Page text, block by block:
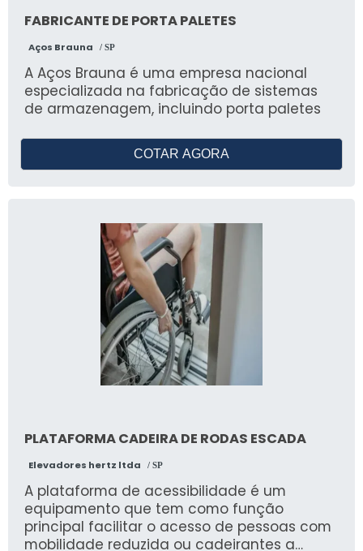
FABRICANTE DE PORTA PALETES
Aços Brauna / SP
A Aços Brauna é uma empresa nacional
especializada na fabricação de sistemas
de armazenagem, incluindo porta paletes
COTAR AGORA
PLATAFORMA CADEIRA DE RODAS ESCADA
Elevadores hertz ltda / SP
A plataforma de acessibilidade é um
equipamento que tem como função
principal facilitar o acesso de pessoas com
mobilidade reduzida ou cadeirantes a